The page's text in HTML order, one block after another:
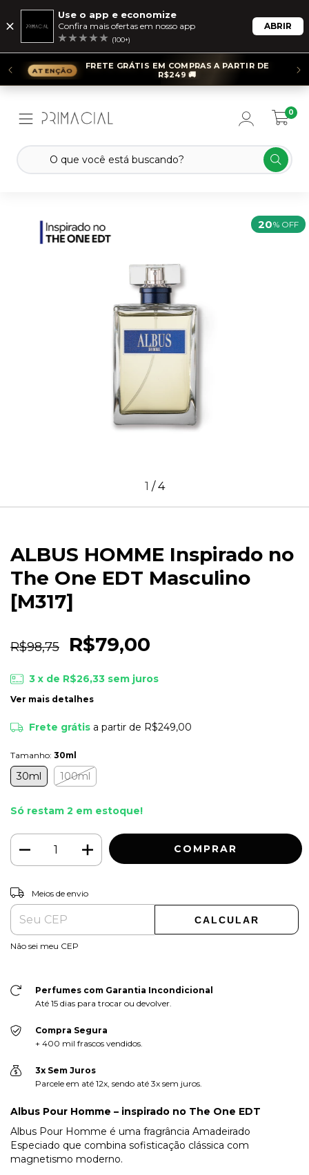
Use o app e economize
Confira mais ofertas em nosso app
(100+)
ABRIR
FRETE GRÁTIS EM COMPRAS A PARTIR DE
R$249 🚚
0
20% OFF
1 /4
ALBUS HOMME Inspirado no
The One EDT Masculino
[M317]
R$98,75 R$79,00
3 x de R$26,33 sem juros
Ver mais detalhes
Frete grátis a partir de R$249,00
Tamanho: 30ml
30ml 100ml
Só restam 2 em estoque!
Entregas para o CEP:
Meios de envio
CALCULAR
Não sei meu CEP
Perfumes com Garantia Incondicional
Até 15 dias para trocar ou devolver.
Compra Segura
+ 400 mil frascos vendidos.
3x Sem Juros
Parcele em até 12x, sendo até 3x sem juros.
Albus Pour Homme – inspirado no The One EDT
Albus Pour Homme é uma fragrância Amadeirado
Especiado que combina sofisticação clássica com
magnetismo moderno.